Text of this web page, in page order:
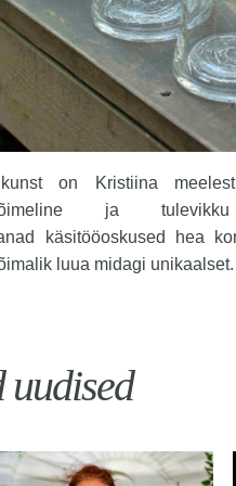
on Kristiina
ja
käsitööoskused hea
luua midagi unikaalset.
uudised